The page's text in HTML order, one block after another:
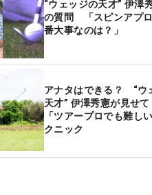
“ウェッジの天才” 伊澤
の質問 「スピンアプ
番大事なのは？」
アナタはできる？ “ウ
天才” 伊澤秀憲が見せて
「ツアープロでも難し
クニック